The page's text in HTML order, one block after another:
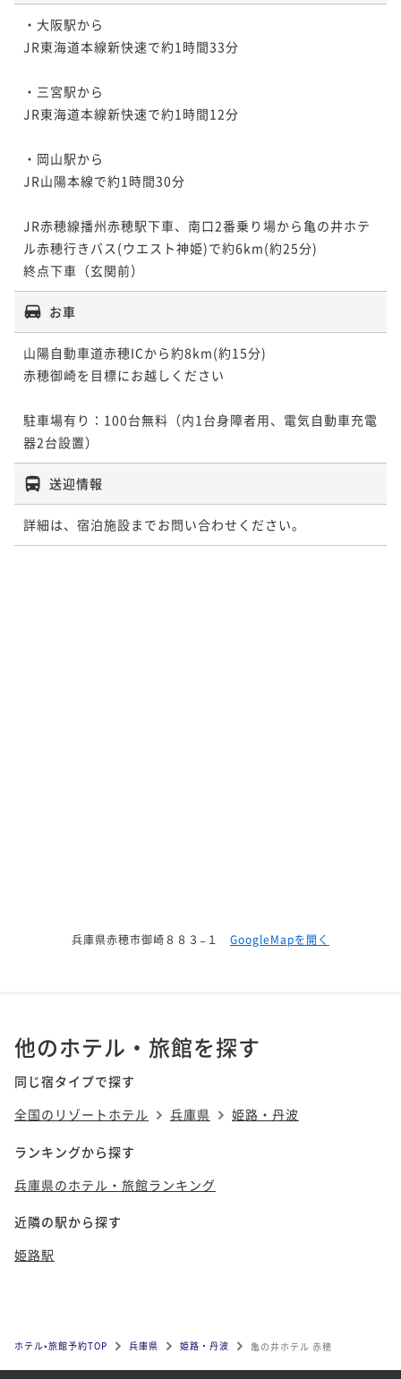
・大阪駅から
JR東海道本線新快速で約1時間33分
・三宮駅から
JR東海道本線新快速で約1時間12分
・岡山駅から
JR山陽本線で約1時間30分
JR赤穂線播州赤穂駅下車、南口2番乗り場から亀の井ホテ
ル赤穂行きバス(ウエスト神姫)で約6km(約25分)
終点下車（玄関前）
お車
山陽自動車道赤穂ICから約8km(約15分)
赤穂御崎を目標にお越しください
駐車場有り：100台無料（内1台身障者用、電気自動車充電
器2台設置）
送迎情報
詳細は、宿泊施設までお問い合わせください。
兵庫県赤穂市御崎８８３−１ GoogleMapを開く
他のホテル・旅館を探す
同じ宿タイプで探す
全国のリゾートホテル
兵庫県 姫路・丹波
ランキングから探す
兵庫県のホテル・旅館ランキング
近隣の駅から探す
姫路駅
ホテル•旅館予約TOP 兵庫県 姫路・丹波 亀の井ホテル 赤穂